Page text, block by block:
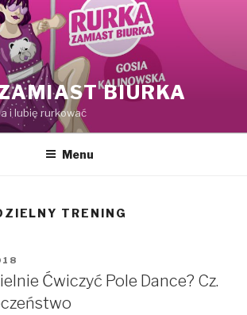
BIURKA
i lubię rurkować
Menu
TRENING
Ćwiczyć Pole Dance? Cz.